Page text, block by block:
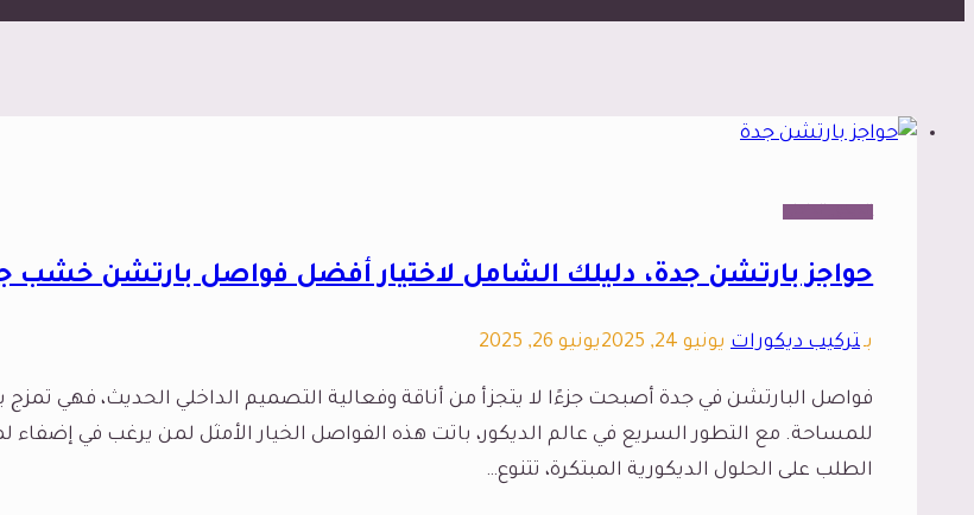
الديكور الداخلي
حواجز بارتشن جدة، دليلك الشامل لاختيار أفضل فواصل بارتشن خشب
بـتركيب ديكورات يونيو 24, 2025 يونيو 26, 2025
فواصل البارتشن في جدة أصبحت جزءًا لا يتجزأ من أناقة وفعالية التصميم الداخلي الحديث، فهي تمزج
للمساحة. مع التطور السريع في عالم الديكور، باتت هذه الفواصل الخيار الأمثل لمن يرغب في إضفاء
الطلب على الحلول الديكورية المبتكرة، تتنوع…